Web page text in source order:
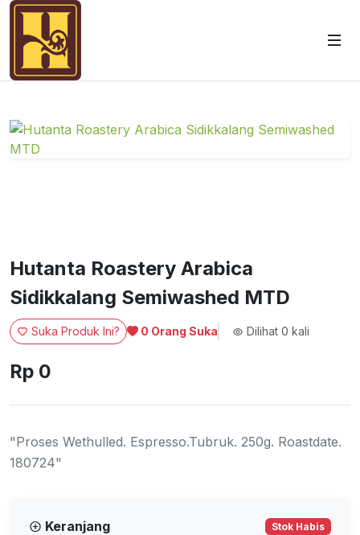
Hutanta Roastery Arabica
Sidikkalang Semiwashed MTD
Suka Produk Ini? 0 Orang Suka Dilihat 0 kali
Rp 0
"Proses Wethulled. Espresso.Tubruk. 250g. Roastdate.
180724"
Keranjang Stok Habis